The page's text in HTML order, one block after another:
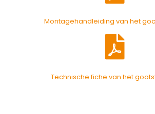
Montagehandleiding van het
Technische fiche van het